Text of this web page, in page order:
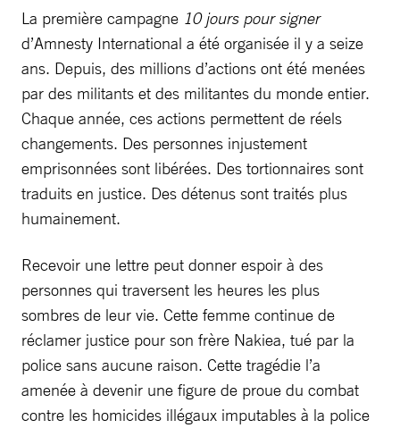
La première campagne 10 jours pour signer
d’Amnesty International a été organisée il y a seize
ans. Depuis, des millions d’actions ont été menées
par des militants et des militantes du monde entier.
Chaque année, ces actions permettent de réels
changements. Des personnes injustement
emprisonnées sont libérées. Des tortionnaires sont
traduits en justice. Des détenus sont traités plus
humainement.
Recevoir une lettre peut donner espoir à des
personnes qui traversent les heures les plus
sombres de leur vie. Cette femme continue de
réclamer justice pour son frère Nakiea, tué par la
police sans aucune raison. Cette tragédie l’a
amenée à devenir une figure de proue du combat
contre les homicides illégaux imputables à la police